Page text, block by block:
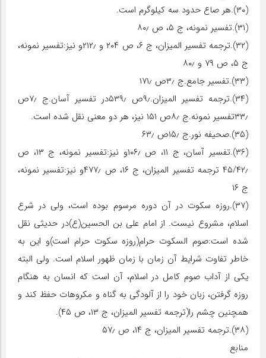
(۳۰).هر صاع حدود سه کیلوگرم است.
(۳۱).تفسیر نمونه، ج ۵، ص ۸۰٫
(۳۲).ترجمه تفسیر المیزان، ج ۶، ص ۲۰۴ و ۲۱۲٫و نیز:تفسیر نمونه،
ج ۵، ص ۷۹ و ۸۰٫
(۳۳).تفسیر جامع.ج ۳٫ص ۱۷۱٫
(۳۴).ترجمه تفسیر المیزان.۹٫ص ۵۳۹٫در تفسیر آسان.ج ۷٫ص
۳۳٫تفسیر نمونه.ج ۸٫ص ۱۵۱ نیز، هر دو معنی نقل شده است.
(۳۵).صحیفه نور.ج ۱۵٫ص ۶۳٫
(۳۶).تفسیر آسان، ج ۱۱، ص ۱۰۶٫و نیز:تفسیر نمونه، ج ۱۳، ص
۴۵/۴۲٫ ترجمه تفسیر المیزان، ج ۱۶، ص ۴۷۷٫و نیز:تفسیر نمونه،
ج ۱۶
(۳۷).روزه سکوت در آن دوره مرسوم بوده است، ولی در شرع
اسلام، مشروع نیست. از امام علی بن الحسین(ع)در حدیثی نقل
شده است:صوم السکوت حرام(روزه سکوت حرام است)و این به
خاطر تفاوت شرایط آن زمان با زمان ظهور اسلام است. ولی البته
یکی از آداب صوم کامل در اسلام، آن است که انسان به هنگام
روزه گرفتن، زبان خود را از آلودگی به گناه و مکروهات حفظ کند و
همچنین چشم را(ترجمه تفسیر المیزان، ج ۱۳، ص ۴۵).
(۳۸).ترجمه تفسیر المیزان، ج ۱۴، ص ۵۷٫
منابع